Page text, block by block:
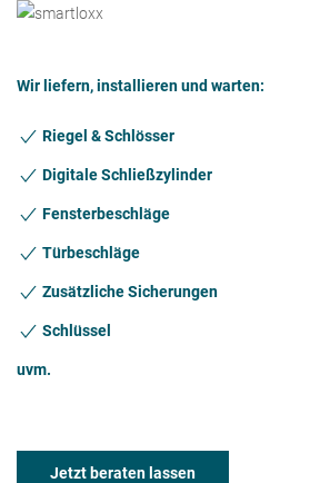
Wir liefern, installieren und warten:
Riegel & Schlösser
Digitale Schließzylinder
Fensterbeschläge
Türbeschläge
Zusätzliche Sicherungen
Schlüssel
uvm.
Jetzt beraten lassen